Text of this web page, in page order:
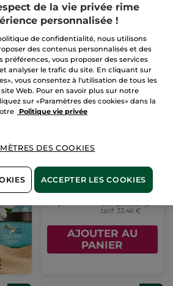
AJOUTER AU
PANIER
-34%
Set Rituel - Vanille
(3)
Pour
tarif: 33,46 €
AJOUTER AU
PANIER
de la vie privée rime
personnalisée !
de confidentialité, nous utilisons
des contenus personnalisés et des
préférences, vous proposer des services
analyser le trafic du site. En cliquant sur
vous consentez à l'utilisation de tous les
Web. Pour en savoir plus sur notre
sur «Paramètres des cookies» dans la
Politique vie privée
DES COOKIES
ACCEPTER LES COOKIES